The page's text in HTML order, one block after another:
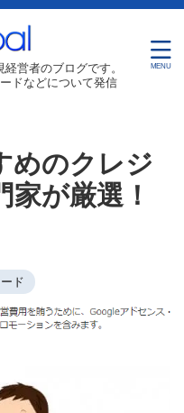
営者のブログです。
ドなどについて発信
めのクレジ
が厳選！
ド